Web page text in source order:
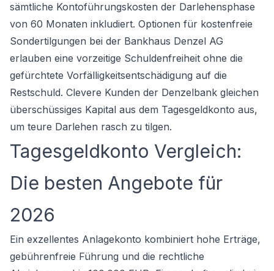
sämtliche Kontoführungskosten der Darlehensphase
von 60 Monaten inkludiert. Optionen für kostenfreie
Sondertilgungen bei der Bankhaus Denzel AG
erlauben eine vorzeitige Schuldenfreiheit ohne die
gefürchtete Vorfälligkeitsentschädigung auf die
Restschuld. Clevere Kunden der Denzelbank gleichen
überschüssiges Kapital aus dem Tagesgeldkonto aus,
um teure Darlehen rasch zu tilgen.
Tagesgeldkonto Vergleich:
Die besten Angebote für
2026
Ein exzellentes Anlagekonto kombiniert hohe Erträge,
gebührenfreie Führung und die rechtliche